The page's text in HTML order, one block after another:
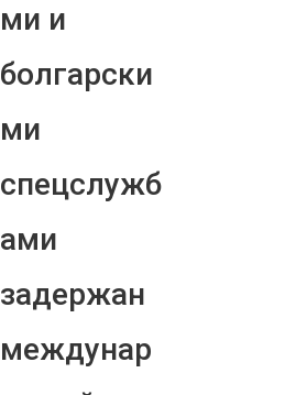
ми и
болгарски
ми
спецслужб
ами
задержан
междунар